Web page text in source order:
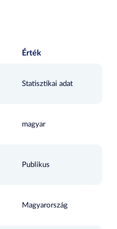
Érték
Statisztikai adat
magyar
Publikus
Magyarország